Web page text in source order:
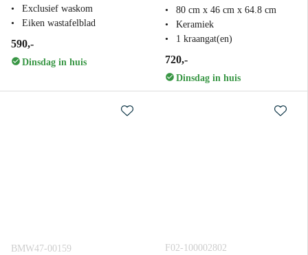
Exclusief waskom
Eiken wastafelblad
590,-
Dinsdag in huis
80 cm x 46 cm x 64.8 cm
Keramiek
1 kraangat(en)
720,-
Dinsdag in huis
BMW47-00159 F02-100002802